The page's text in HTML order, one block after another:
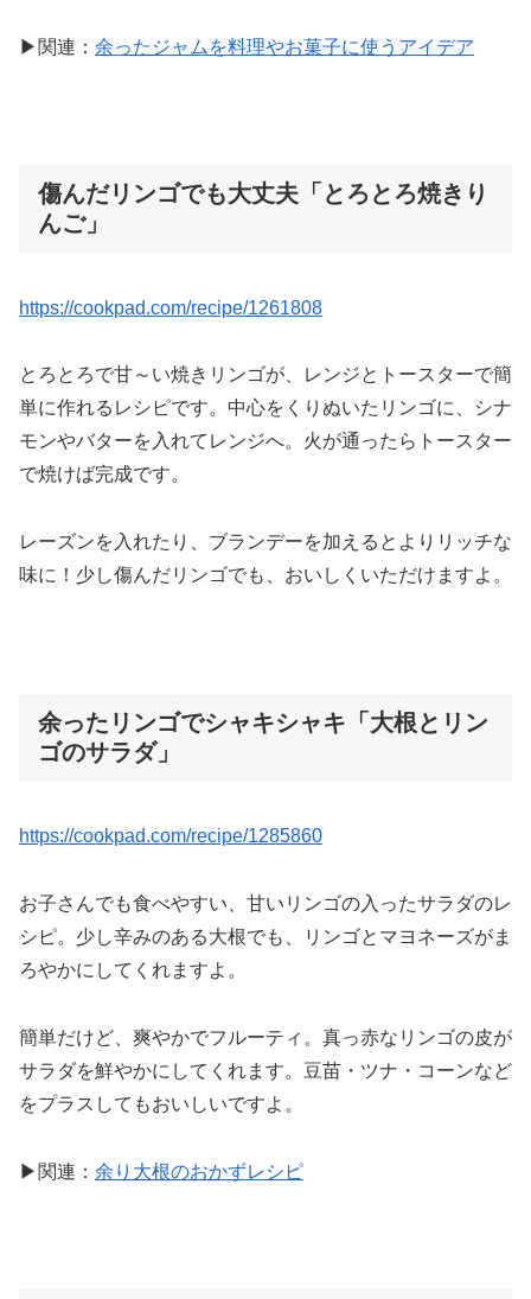
▶関連： 余ったジャムを料理やお菓子に使うアイデア
傷んだリンゴでも大丈夫「とろとろ焼きり
んご」
https://cookpad.com/recipe/1261808
とろとろで甘～い焼きリンゴが、レンジとトースターで簡
単に作れるレシピです。中心をくりぬいたリンゴに、シナ
モンやバターを入れてレンジへ。火が通ったらトースター
で焼けば完成です。
レーズンを入れたり、ブランデーを加えるとよりリッチな
味に！少し傷んだリンゴでも、おいしくいただけますよ。
余ったリンゴでシャキシャキ「大根とリン
ゴのサラダ」
https://cookpad.com/recipe/1285860
お子さんでも食べやすい、甘いリンゴの入ったサラダのレ
シピ。少し辛みのある大根でも、リンゴとマヨネーズがま
ろやかにしてくれますよ。
簡単だけど、爽やかでフルーティ。真っ赤なリンゴの皮が
サラダを鮮やかにしてくれます。豆苗・ツナ・コーンなど
をプラスしてもおいしいですよ。
▶関連： 余り大根のおかずレシピ